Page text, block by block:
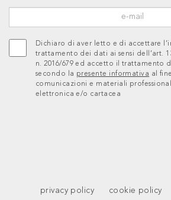
Dichiaro di aver letto e di accettare
trattamento dei dati ai sensi dell’art.
n. 2016/679 ed accetto il trattamento
secondo la presente informativa al
comunicazioni e materiali
elettronica e/o cartacea
privacy policy cookie policy